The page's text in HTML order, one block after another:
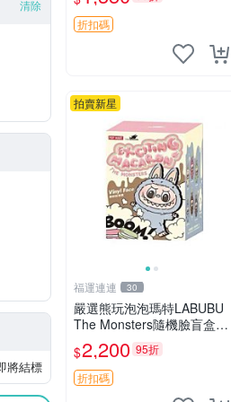
清除
將結標
如圖。所見即所得，毛絨精
品嚴選推薦。 中古收藏
折扣碼
拍賣新星
福運連連 30
嚴選熊玩泡泡瑪特LABUBU
The Monsters隨機臉盲盒，
萌趣馬卡龍設計 芝麻豆豆 L
ABUBU LABUBU THE MO
NSTERS 橙色豆
$2,200 95折
折扣碼